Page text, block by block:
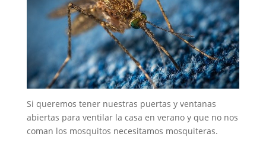
Si queremos tener nuestras puertas y ventanas
abiertas para ventilar la casa en verano y que no nos
coman los mosquitos necesitamos mosquiteras.